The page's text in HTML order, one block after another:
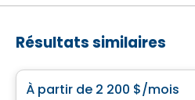
Résultats similaires
À partir de 2 200 $/mois